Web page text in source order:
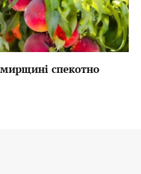
спекотно